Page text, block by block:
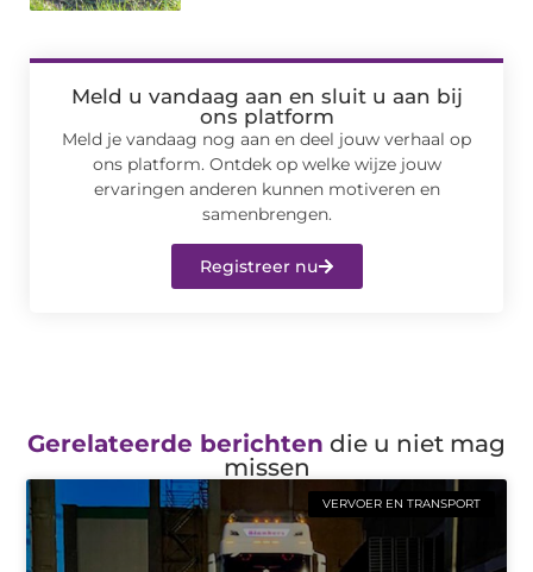
Meld u vandaag aan en sluit u aan bij
ons platform
Meld je vandaag nog aan en deel jouw verhaal op
ons platform. Ontdek op welke wijze jouw
ervaringen anderen kunnen motiveren en
samenbrengen.
Registreer nu
Gerelateerde berichten die u niet mag
missen
VERVOER EN TRANSPORT